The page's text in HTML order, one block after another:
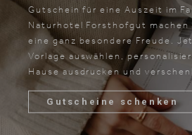
Gutschein für eine Auszeit im
Naturhotel Forsthofgut machen
eine ganz besondere Freude.
Vorlage auswählen,
Hause ausdrucken und
Gutscheine schenken